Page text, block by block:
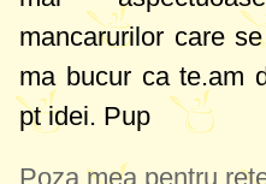
mancarurilor care
ma bucur ca te.am
pt idei. Pup
Poza mea pentru